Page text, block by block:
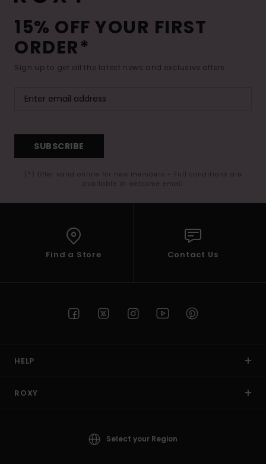
15% OFF YOUR FIRST
ORDER*
Sign up to get all the latest news and exclusive offers.
SUBSCRIBE
(*) Offer valid online for new members - Full conditions are
available in welcome email
Find a Store Contact Us
HELP
ROXY
Select your Region